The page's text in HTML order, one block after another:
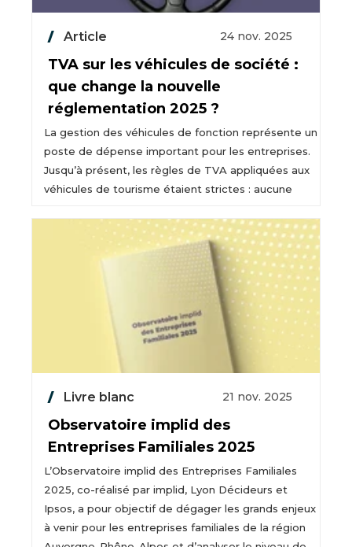
Article 24 nov. 2025
TVA sur les véhicules de société :
que change la nouvelle
réglementation 2025 ?
La gestion des véhicules de fonction représente un
poste de dépense important pour les entreprises.
Jusqu’à présent, les règles de TVA appliquées aux
véhicules de tourisme étaient strictes : aucune
Livre blanc 21 nov. 2025
Observatoire implid des
Entreprises Familiales 2025
L’Observatoire implid des Entreprises Familiales
2025, co-réalisé par implid, Lyon Décideurs et
Ipsos, a pour objectif de dégager les grands enjeux
à venir pour les entreprises familiales de la région